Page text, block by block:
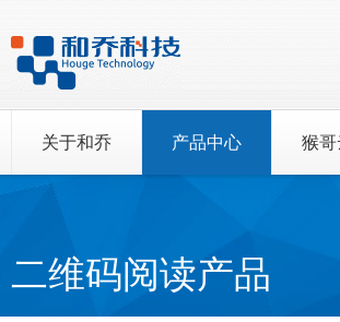
关于和乔 产品中心 猴
二维码阅读产品